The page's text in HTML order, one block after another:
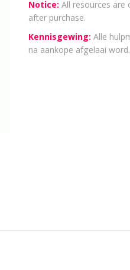
Notice: All resources are
after purchase.
Kennisgewing: Alle
na aankope afgelaai word.